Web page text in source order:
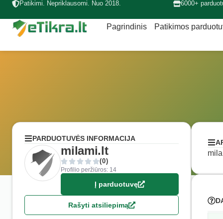
Patikimi. Nepriklausomi. Nuo 2018. 6000+
Pagrindinis Patikimos
PARDUOTUVĖS INFORMACIJA
milami.lt
(0)
Profilio peržiūros: 14
Į parduotuvę
Rašyti atsiliepimą